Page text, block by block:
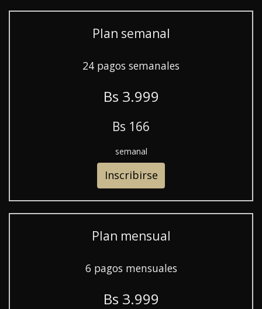
Plan semanal
24 pagos semanales
Bs 3.999
Bs 166
semanal
Inscribirse
Plan mensual
6 pagos mensuales
Bs 3.999